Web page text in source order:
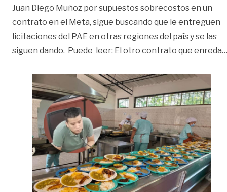
Juan Diego Muñoz por supuestos sobrecostos en un
contrato en el Meta, sigue buscando que le entreguen
licitaciones del PAE en otras regiones del país y se las
siguen dando. Puede leer: El otro contrato que enreda…